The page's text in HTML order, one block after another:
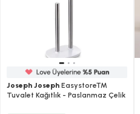
Joseph Joseph Easystore™
Tuvalet Kağıtlık - Paslanmaz Çelik